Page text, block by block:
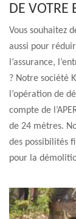
DE VOTRE
Vous souhaitez
aussi pour
l’assurance,
? Notre société
l’opération de
compte de
de 24 mètres.
des possibilités
pour la